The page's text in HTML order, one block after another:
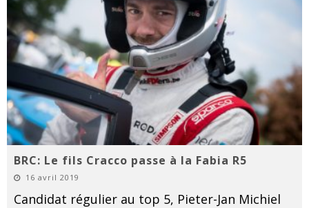
BRC: Le fils Cracco passe à la Fabia R5
16 avril 2019
Candidat régulier au top 5, Pieter-Jan Michiel